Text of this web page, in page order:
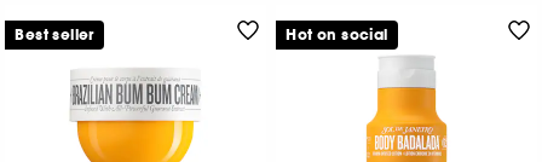
Best seller Hot on social